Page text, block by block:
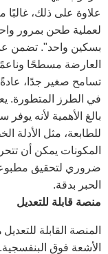
علاوة على ذلك،
لعملية طحن بمرور
بسكين واحد". تضمن
العارضة مسطحًا
في الطرز المتطورة.
بالغ الأهمية لأنه
للطابعة، مثل الأدلة
المكونات يمكن أن
ضروري لتحقيق
الحبر بدقة.
منصة قابلة للتعديل
المنصة القابلة
الأشعة فوق